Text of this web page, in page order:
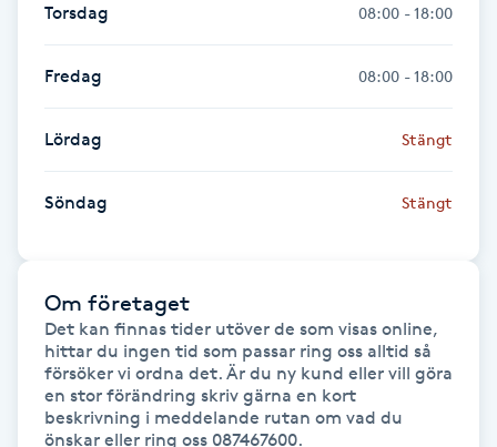
Gravidmassage
Gravidyoga
Gruppträning
Gua Sha-massage
H
Hatha Yoga
Headspa
Healing
Torsdag 08:00 - 18:00
Fredag 08:00 - 18:00
Lördag Stängt
Söndag Stängt
Om företaget
Det kan finnas tider utöver de som visas online,
hittar du ingen tid som passar ring oss alltid så
försöker vi ordna det. Är du ny kund eller vill göra
en stor förändring skriv gärna en kort
beskrivning i meddelande rutan om vad du
önskar eller ring oss 087467600.